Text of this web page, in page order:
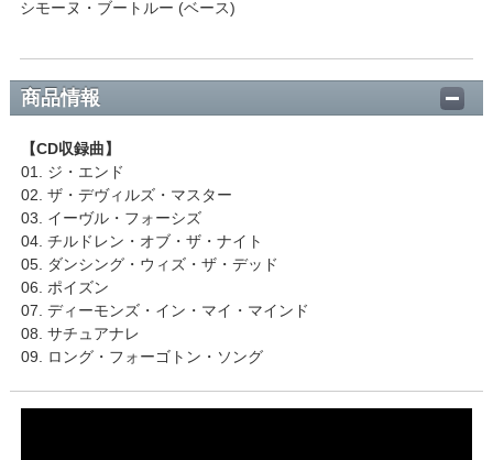
シモーヌ・ブートルー (ベース)
商品情報
【CD収録曲】
01. ジ・エンド
02. ザ・デヴィルズ・マスター
03. イーヴル・フォーシズ
04. チルドレン・オブ・ザ・ナイト
05. ダンシング・ウィズ・ザ・デッド
06. ポイズン
07. ディーモンズ・イン・マイ・マインド
08. サチュアナレ
09. ロング・フォーゴトン・ソング